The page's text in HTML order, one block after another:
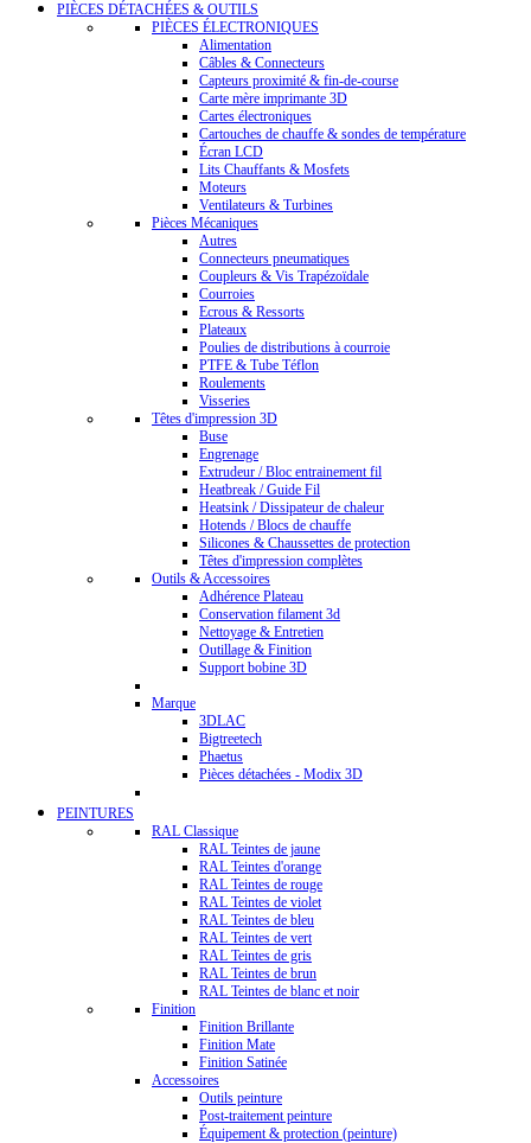
PIÈCES DÉTACHÉES & OUTILS
PIÈCES ÉLECTRONIQUES
Alimentation
Câbles & Connecteurs
Capteurs proximité & fin-de-course
Carte mère imprimante 3D
Cartes électroniques
Cartouches de chauffe & sondes de température
Écran LCD
Lits Chauffants & Mosfets
Moteurs
Ventilateurs & Turbines
Pièces Mécaniques
Autres
Connecteurs pneumatiques
Coupleurs & Vis Trapézoïdale
Courroies
Ecrous & Ressorts
Plateaux
Poulies de distributions à courroie
PTFE & Tube Téflon
Roulements
Visseries
Têtes d'impression 3D
Buse
Engrenage
Extrudeur / Bloc entrainement fil
Heatbreak / Guide Fil
Heatsink / Dissipateur de chaleur
Hotends / Blocs de chauffe
Silicones & Chaussettes de protection
Têtes d'impression complètes
Outils & Accessoires
Adhérence Plateau
Conservation filament 3d
Nettoyage & Entretien
Outillage & Finition
Support bobine 3D
Marque
3DLAC
Bigtreetech
Phaetus
Pièces détachées - Modix 3D
PEINTURES
RAL Classique
RAL Teintes de jaune
RAL Teintes d'orange
RAL Teintes de rouge
RAL Teintes de violet
RAL Teintes de bleu
RAL Teintes de vert
RAL Teintes de gris
RAL Teintes de brun
RAL Teintes de blanc et noir
Finition
Finition Brillante
Finition Mate
Finition Satinée
Accessoires
Outils peinture
Post-traitement peinture
Équipement & protection (peinture)